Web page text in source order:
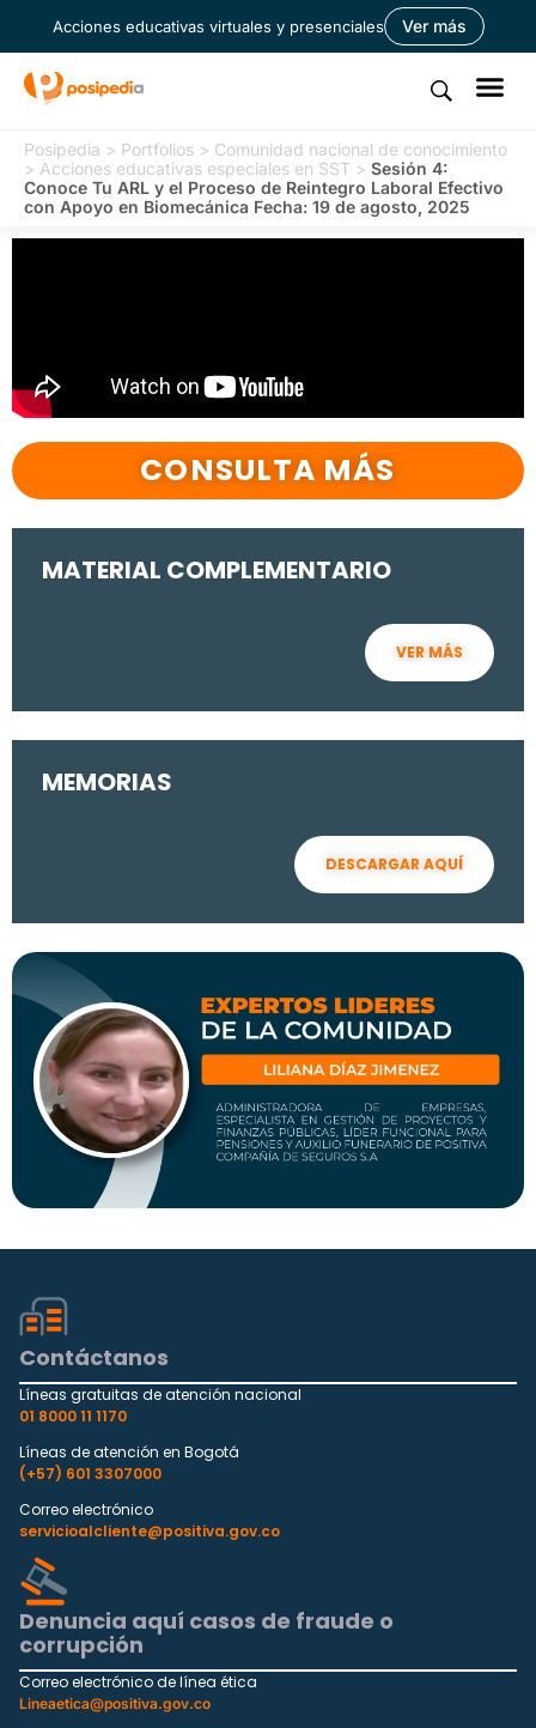
Acciones educativas virtuales y presenciales Ver más
Posipedia > Portfolios > Comunidad nacional de conocimiento
> Acciones educativas especiales en SST > Sesión 4:
Conoce Tu ARL y el Proceso de Reintegro Laboral Efectivo
con Apoyo en Biomecánica Fecha: 19 de agosto, 2025
CONSULTA MÁS
MATERIAL COMPLEMENTARIO
VER MÁS
MEMORIAS
DESCARGAR AQUÍ
Contáctanos
Líneas gratuitas de atención nacional
01 8000 11 1170
Líneas de atención en Bogotá
(+57) 601 3307000
Correo electrónico
servicioalcliente@positiva.gov.co
Denuncia aquí casos de fraude o
corrupción
Correo electrónico de línea ética
Lineaetica@positiva.gov.co